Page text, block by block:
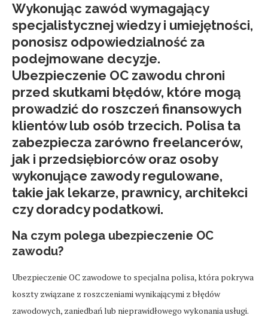
Wykonując zawód wymagający
specjalistycznej wiedzy i umiejętności,
ponosisz odpowiedzialność za
podejmowane decyzje.
Ubezpieczenie OC zawodu chroni
przed skutkami błędów, które mogą
prowadzić do roszczeń finansowych
klientów lub osób trzecich. Polisa ta
zabezpiecza zarówno freelancerów,
jak i przedsiębiorców oraz osoby
wykonujące zawody regulowane,
takie jak lekarze, prawnicy, architekci
czy doradcy podatkowi.
Na czym polega ubezpieczenie OC
zawodu?
Ubezpieczenie OC zawodowe to specjalna polisa, która pokrywa
koszty związane z roszczeniami wynikającymi z błędów
zawodowych, zaniedbań lub nieprawidłowego wykonania usługi.